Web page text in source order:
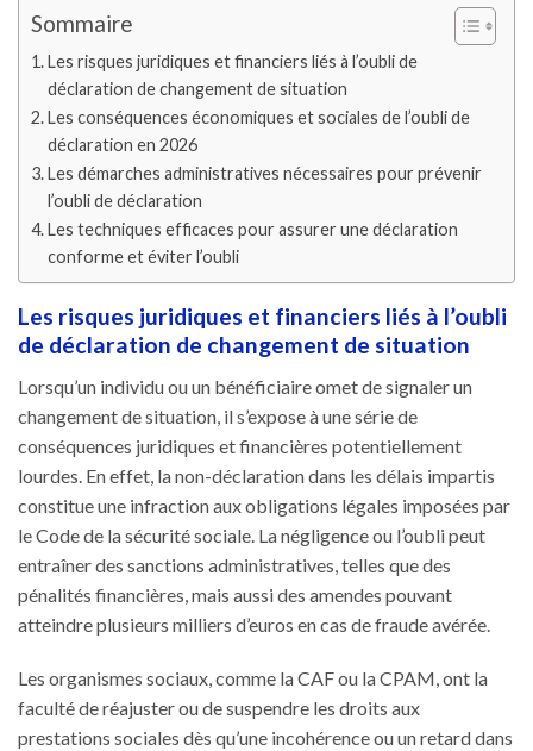
Sommaire
Les risques juridiques et financiers liés à l’oubli de
déclaration de changement de situation
Les conséquences économiques et sociales de l’oubli de
déclaration en 2026
Les démarches administratives nécessaires pour prévenir
l’oubli de déclaration
Les techniques efficaces pour assurer une déclaration
conforme et éviter l’oubli
Les risques juridiques et financiers liés à l’oubli
de déclaration de changement de situation
Lorsqu’un individu ou un bénéficiaire omet de signaler un
changement de situation, il s’expose à une série de
conséquences juridiques et financières potentiellement
lourdes. En effet, la non-déclaration dans les délais impartis
constitue une infraction aux obligations légales imposées par
le Code de la sécurité sociale. La négligence ou l’oubli peut
entraîner des sanctions administratives, telles que des
pénalités financières, mais aussi des amendes pouvant
atteindre plusieurs milliers d’euros en cas de fraude avérée.
Les organismes sociaux, comme la CAF ou la CPAM, ont la
faculté de réajuster ou de suspendre les droits aux
prestations sociales dès qu’une incohérence ou un retard dans